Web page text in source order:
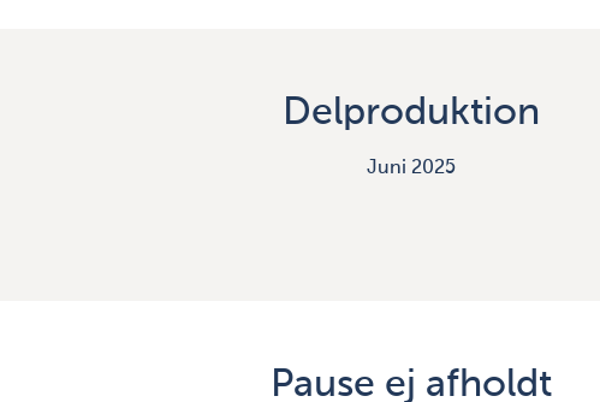
Delproduktion
Juni 2025
Pause ej afholdt